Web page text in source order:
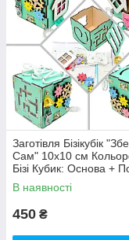
Заготівля Бізікубік
Сам" 10х10 см
Бізі Кубик: Основа +
Комплект (в
Виді) Кубік Бізи, Бірюза
В наявності
450 ₴